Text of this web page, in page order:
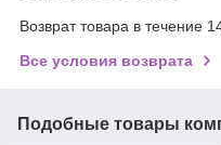
Возврат товара в течение
Все условия возврата
Подобные товары